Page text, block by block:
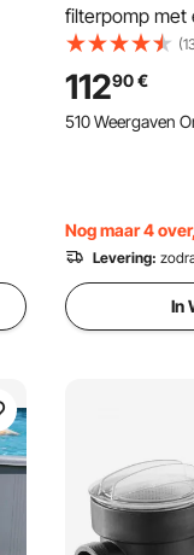
filterpomp met
eentraps
maximale
24-uurs timer
11290€
510 Weergaven
Nog maar 4
Levering:
In